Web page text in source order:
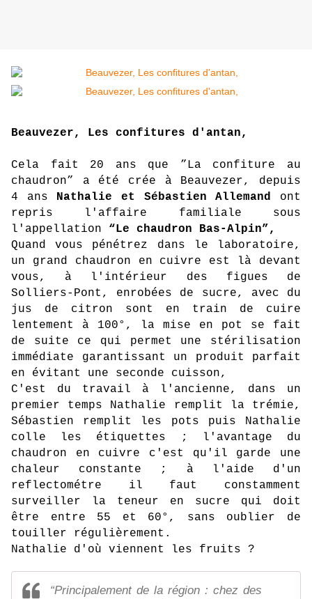
Beauvezer, Les confitures d'antan,
Cela fait 20 ans que ”La confiture au
chaudron” a été crée à Beauvezer, depuis
4 ans Nathalie et Sébastien Allemand ont
repris l'affaire familiale sous
l'appellation “Le chaudron Bas-Alpin”,
Quand vous pénétrez dans le laboratoire,
un grand chaudron en cuivre est là devant
vous, à l'intérieur des figues de
Solliers-Pont, enrobées de sucre, avec du
jus de citron sont en train de cuire
lentement à 100°, la mise en pot se fait
de suite ce qui permet une stérilisation
immédiate garantissant un produit parfait
en évitant une seconde cuisson,
C'est du travail à l'ancienne, dans un
premier temps Nathalie remplit la trémie,
Sébastien remplit les pots puis Nathalie
colle les étiquettes ; l'avantage du
chaudron en cuivre c'est qu'il garde une
chaleur constante ; à l'aide d'un
reflectométre il faut constamment
surveiller la teneur en sucre qui doit
être entre 55 et 60°, sans oublier de
touiller régulièrement.
Nathalie d'où viennent les fruits ?
“Principalement de la région : chez des